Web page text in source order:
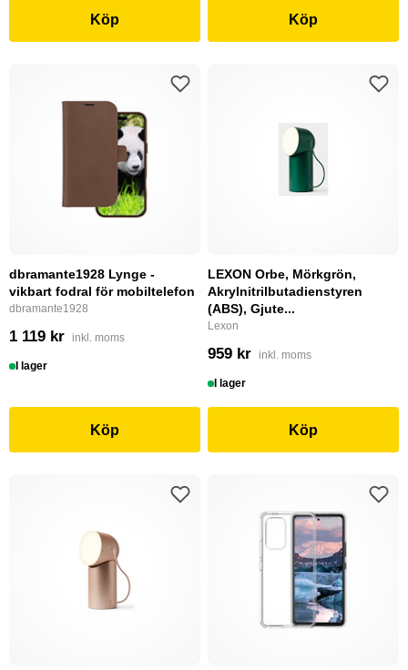
Köp Köp
dbramante1928 Lynge -
vikbart fodral för mobiltelefon
dbramante1928
1 119 kr inkl. moms
I lager
Köp
LEXON Orbe, Mörkgrön,
Akrylnitrilbutadienstyren
(ABS), Gjute...
Lexon
959 kr inkl. moms
I lager
Köp